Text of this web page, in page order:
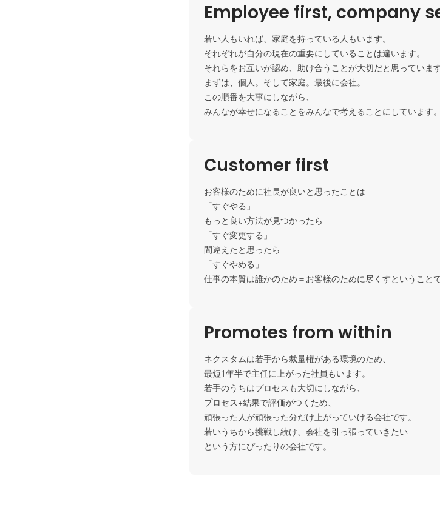
Employee first, company
若い人もいれば、家庭を持っている人もいます。
それぞれが自分の現在の重要にしていることは違います。
それらをお互いが認め、助け合うことが大切だと思っています
まずは、個人。そして家庭。最後に会社。
この順番を大事にしながら、
みんなが幸せになることをみんなで考えることにしています。
Customer first
お客様のために社長が良いと思ったことは
「すぐやる」
もっと良い方法が見つかったら
「すぐ変更する」
間違えたと思ったら
「すぐやめる」
仕事の本質は誰かのため＝お客様のために尽くすということで
Promotes from within
ネクスタムは若手から裁量権がある環境のため、
最短1年半で主任に上がった社員もいます。
若手のうちはプロセスも大切にしながら、
プロセス+結果で評価がつくため、
頑張った人が頑張った分だけ上がっていける会社です。
若いうちから挑戦し続け、会社を引っ張っていきたい
という方にぴったりの会社です。